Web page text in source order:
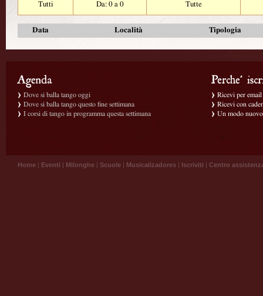
Tutti
Da: 0 a 0 Tutte
Data Località Tipologia
Dove si balla tango oggi
Dove si balla tango questo fine settimana
I corsi di tango in programma questa settimana
Ricevi per
Ricevi con
Un modo
Home | Eventi | Milonghe | Scuole | Musicalizadores | Iscriviti | Centro